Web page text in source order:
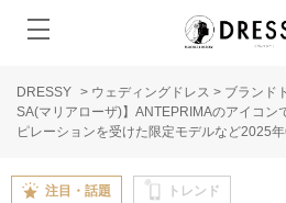
DRESSY > ウェディングドレス > ブランド
SA(マリアローザ)】ANTEPRIMAのアイコン
ピレーションを受けた限定モデルなど2025
注目・話題 トレンド